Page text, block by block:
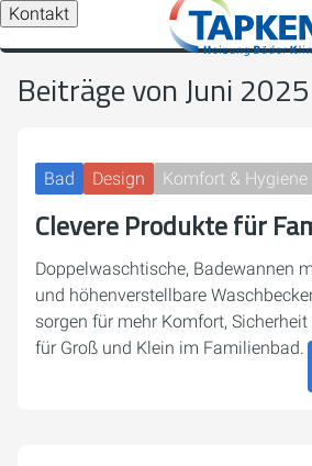
Kontakt
Beiträge von Juni 2025
Bad Design Komfort & Hygiene
Clevere Produkte für
Doppelwaschtische, Badewannen
und höhenverstellbare
sorgen für mehr Komfort,
für Groß und Klein im Familienbad.